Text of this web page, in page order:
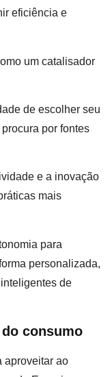
eficiência e
um catalisador
de escolher seu
por fontes
e a inovação
mais
para
personalizada,
de
consumo
aproveitar ao